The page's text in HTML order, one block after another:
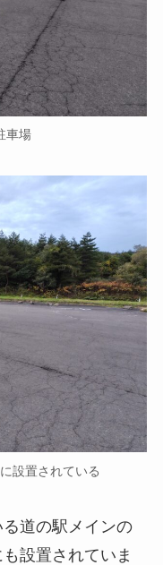
車場
設置されている
道の駅メインの
設置されていま